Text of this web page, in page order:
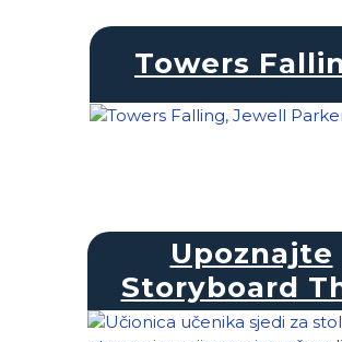
Towers
Upoznajte
Storyboard